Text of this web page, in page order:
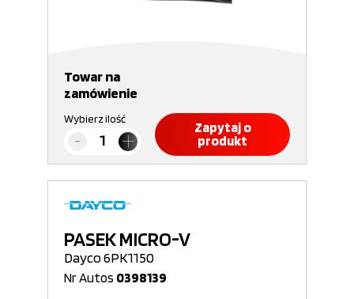
Towar na
zamówienie
Wybierz ilość
Zapytaj o
produkt
PASEK MICRO-V
Dayco 6PK1150
Nr Autos 0398139